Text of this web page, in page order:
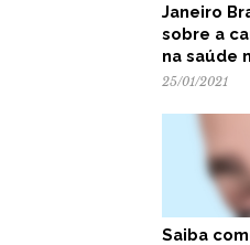
Janeiro
sobre a
na saúde
25/01/2021
Saiba